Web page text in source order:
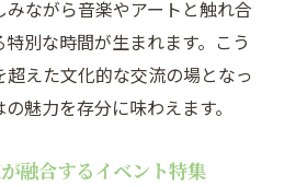
ながら音楽やアートと触れ合
別な時間が生まれます。こう
えた文化的な交流の場となっ
魅力を存分に味わえます。
融合するイベント特集